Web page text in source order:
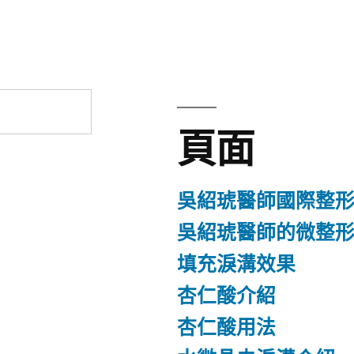
頁面
吳紹琥醫師國際整
吳紹琥醫師的微整
填充淚溝效果
杏仁酸介紹
杏仁酸用法